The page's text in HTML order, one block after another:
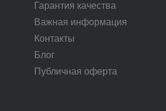
Гарантия качества
Важная информация
Контакты
Блог
Публичная оферта